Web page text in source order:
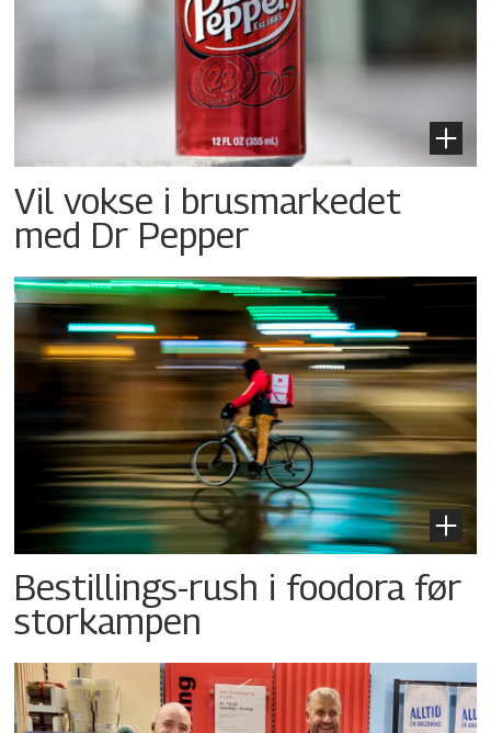
Vil vokse i brusmarkedet
med Dr Pepper
Bestillings-rush i foodora før
storkampen